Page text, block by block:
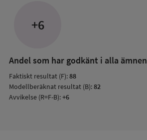
+6
Andel som har godkänt i alla ämnen
Faktiskt resultat (F):88
Modellberäknat resultat (B):82
Avvikelse (R=F-B):+6